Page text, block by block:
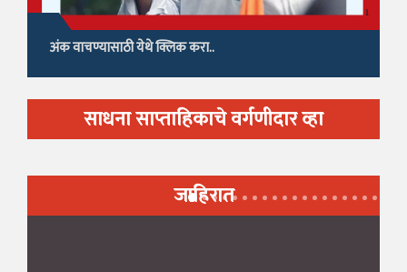
अंक वाचण्यासाठी येथे क्लिक करा..
साधना साप्ताहिकाचे वर्गणीदार व्हा
जाहिरात